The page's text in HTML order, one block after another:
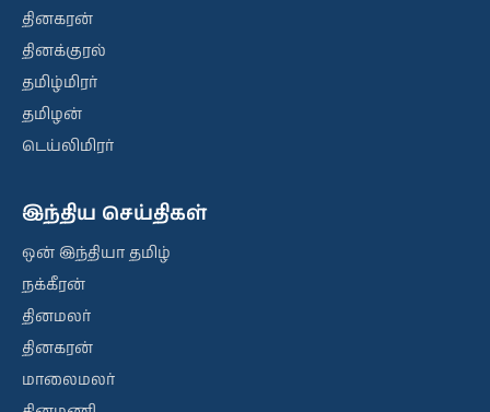
தினகரன்
தினக்குரல்
தமிழ்மிரர்
தமிழன்
டெய்லிமிரர்
இந்திய செய்திகள்
ஒன் இந்தியா தமிழ்
நக்கீரன்
தினமலர்
தினகரன்
மாலைமலர்